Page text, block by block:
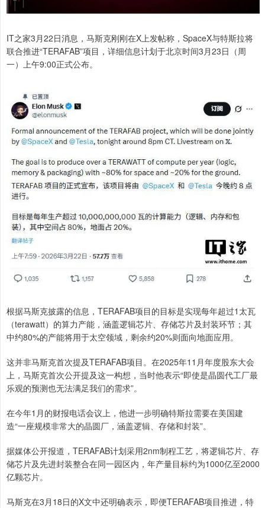
IT之家3月22日消息，马斯克刚刚在X上发帖称，SpaceX与特斯拉将
联合推进“TERAFAB”项目，详细信息计划于北京时间3月23日（周
一）上午9:00正式公布。
根据马斯克披露的信息，TERAFAB项目的目标是实现每年超过1太瓦
（terawatt）的算力产能，涵盖逻辑芯片、存储芯片及封装环节；其
中约80%的产能将用于太空领域，剩余约20%则面向地面应用。
这并非马斯克首次提及TERAFAB项目。在2025年11月年度股东大会
上，马斯克首次公开提及这一构想，当时他表示“即使是晶圆代工厂最
乐观的预测也无法满足我们的需求”。
在今年1月的财报电话会议上，他进一步明确特斯拉需要在美国建
造“一座规模非常大的晶圆厂，涵盖逻辑、存储和封装”。
据媒体公开报道，TERAFAB计划采用2nm制程工艺，将逻辑芯片、存
储芯片及先进封装整合在同一园区内，年产量目标约为1000亿至2000
亿颗芯片。
马斯克在3月18日的X文中还明确表示，即便TERAFAB项目推进，特